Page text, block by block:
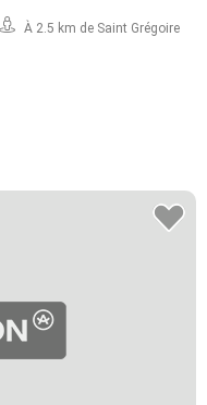
À 2.5 km de Saint Grégoire